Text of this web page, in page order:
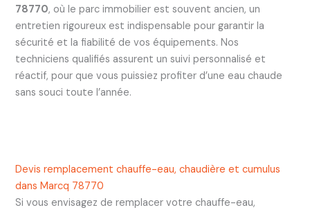
78770, où le parc immobilier est souvent ancien, un
entretien rigoureux est indispensable pour garantir la
sécurité et la fiabilité de vos équipements. Nos
techniciens qualifiés assurent un suivi personnalisé et
réactif, pour que vous puissiez profiter d’une eau chaude
sans souci toute l’année.
Devis remplacement chauffe-eau, chaudière et cumulus
dans Marcq 78770
Si vous envisagez de remplacer votre chauffe-eau,